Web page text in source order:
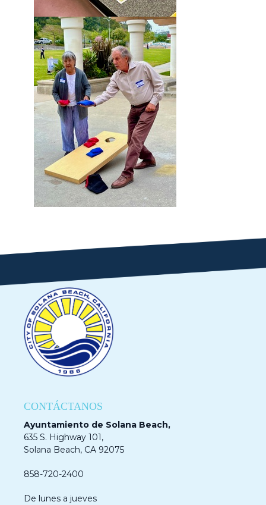
CONTÁCTANOS
Ayuntamiento de Solana Beach,
635 S. Highway 101,
Solana Beach, CA 92075
858-720-2400
De lunes a jueves